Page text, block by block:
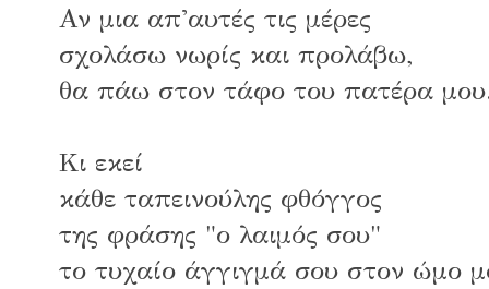
Αν μια απ'αυτές τις μέρες
σχολάσω νωρίς και προλάβω,
θα πάω στον τάφο του πατέρα
Κι εκεί
κάθε ταπεινούλης φθόγγος
της φράσης "ο λαιμός σου"
το τυχαίο άγγιγμά σου στον ώμο